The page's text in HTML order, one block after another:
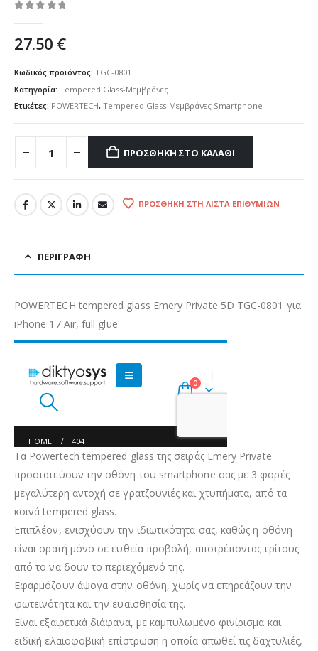
27.50 €
Κωδικός προϊόντος: TGC-0801
Κατηγορία: Tempered Glass-Μεμβράνες
Ετικέτες: POWERTECH, Tempered Glass-Μεμβράνες Smartphone
ΠΡΟΣΘΉΚΗ ΣΤΟ ΚΑΛΆΘΙ
ΠΡΟΣΘΉΚΗ ΣΤΗ ΛΊΣΤΑ ΕΠΙΘΥΜΙΏΝ
ΠΕΡΙΓΡΑΦΉ
POWERTECH tempered glass Emery Private 5D TGC-0801 για
iPhone 17 Air, full glue
Τα Powertech tempered glass της σειράς Emery Private
προστατεύουν την οθόνη του smartphone σας με 3 φορές
μεγαλύτερη αντοχή σε γρατζουνιές και χτυπήματα, από τα
κοινά tempered glass.
Επιπλέον, ενισχύουν την ιδιωτικότητα σας, καθώς η οθόνη
είναι ορατή μόνο σε ευθεία προβολή, αποτρέποντας τρίτους
από το να δουν το περιεχόμενό της.
Εφαρμόζουν άψογα στην οθόνη, χωρίς να επηρεάζουν την
φωτεινότητα και την ευαισθησία της.
Είναι εξαιρετικά διάφανα, με καμπυλωμένο φινίρισμα και
ειδική ελαιοφοβική επίστρωση η οποία απωθεί τις δαχτυλιές,